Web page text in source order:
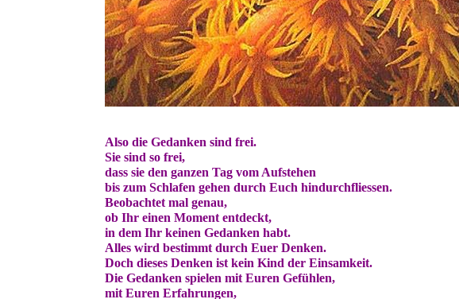
Also die Gedanken sind frei.
Sie sind so frei,
dass sie den ganzen Tag vom Aufstehen
bis zum Schlafen gehen durch Euch hindurchfliessen.
Beobachtet mal genau,
ob Ihr einen Moment entdeckt,
in dem Ihr keinen Gedanken habt.
Alles wird bestimmt durch Euer Denken.
Doch dieses Denken ist kein Kind der Einsamkeit.
Die Gedanken spielen mit Euren Gefühlen,
mit Euren Erfahrungen,